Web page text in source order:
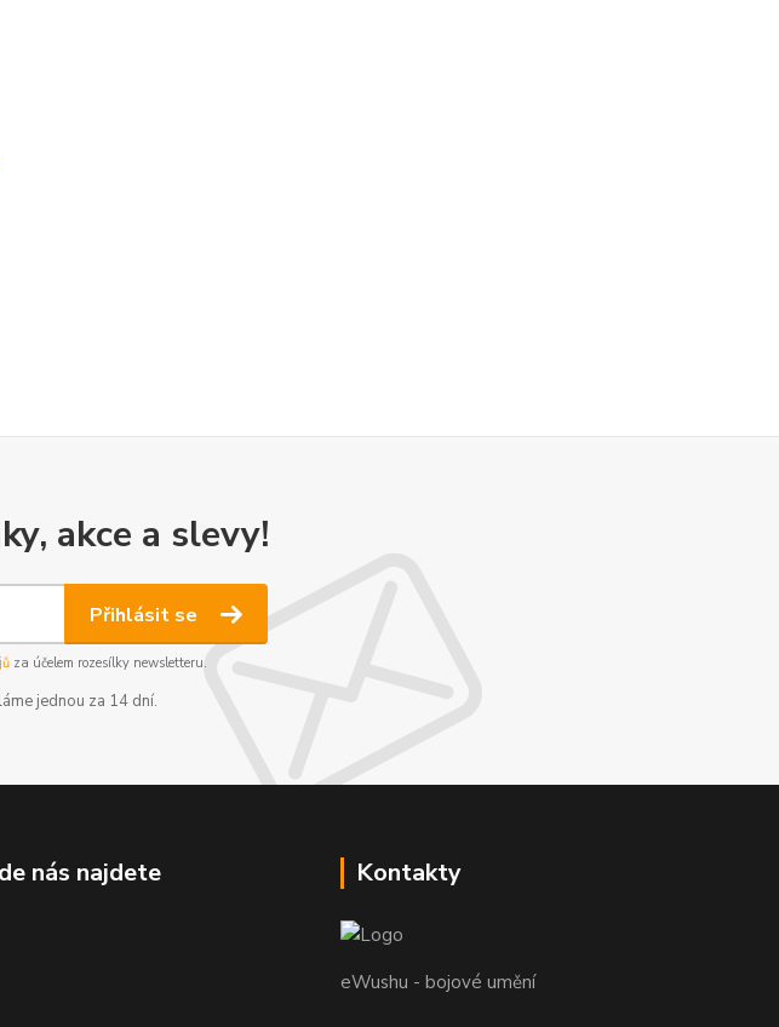
akce a slevy!
Přihlásit se
za účelem rozesílky newsletteru.
jednou za 14 dní.
nás najdete Kontakty
eWushu - bojové umění